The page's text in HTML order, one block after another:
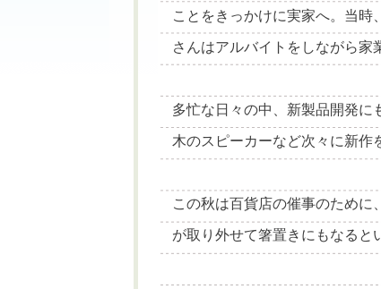
ことをきっかけに実家へ。当
さんはアルバイトをしながら家
多忙な日々の中、新製品開発に
木のスピーカーなど次々に新作
この秋は百貨店の催事のために
が取り外せて箸置きにもなると